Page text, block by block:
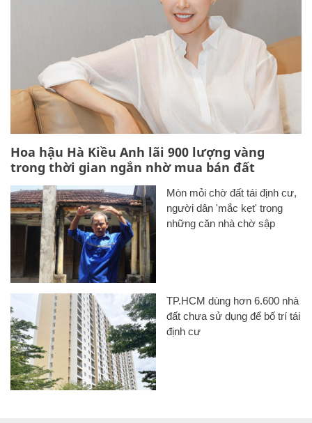
Hoa hậu Hà Kiều Anh lãi 900 lượng vàng
trong thời gian ngắn nhờ mua bán đất
Mòn mỏi chờ đất tái định cư,
người dân 'mắc kẹt' trong
những căn nhà chờ sập
TP.HCM dùng hơn 6.600 nhà
đất chưa sử dụng để bố trí tái
định cư